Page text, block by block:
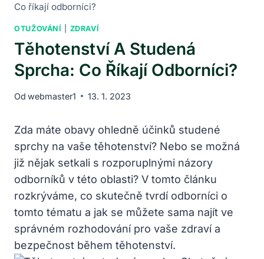
Co říkají odborníci?
OTUŽOVÁNÍ ZDRAVÍ
Těhotenství A Studená
Sprcha: Co Říkají Odborníci?
Od webmaster1 13. 1. 2023
Zda máte obavy ohledně účinků studené
sprchy na vaše těhotenství? Nebo se možná
již nějak setkali s rozporuplnými názory
odborníků v této oblasti? V tomto článku
rozkrýváme, co skutečně tvrdí odborníci o
tomto tématu a jak se můžete sama najít ve
správném rozhodování pro vaše zdraví a
bezpečnost během těhotenství.